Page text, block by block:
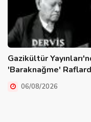
Gazikültür
'Baraknağme'
06/08/2026